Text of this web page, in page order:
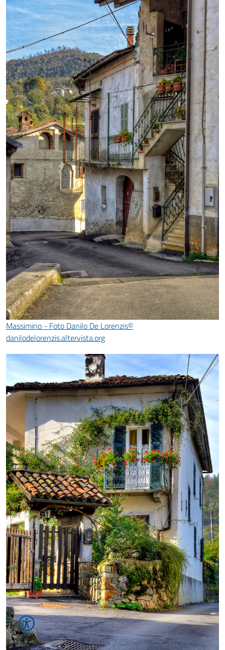
Massimino - Foto Danilo De Lorenzis©
danilodelorenzis.altervista.org